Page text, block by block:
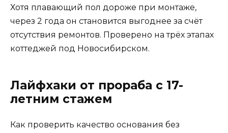
Хотя плавающий пол дороже при монтаже,
через 2 года он становится выгоднее за счёт
отсутствия ремонтов. Проверено на трёх этапах
коттеджей под Новосибирском.
Лайфхаки от прораба с 17-
летним стажем
Как проверить качество основания без